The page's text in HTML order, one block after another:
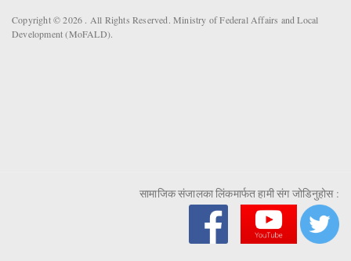
Copyright © 2026 . All Rights Reserved. Ministry of Federal Affairs and Local
Development (MoFALD).
सामाजिक संजालका लिंकमार्फत हामी संग जोडिनुहोस :